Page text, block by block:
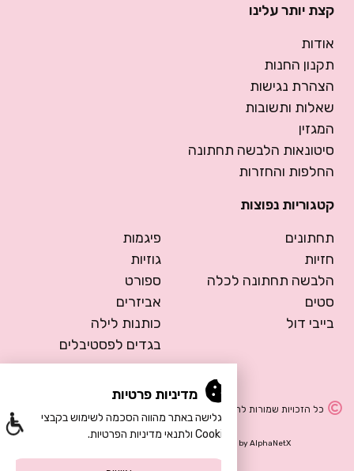
קצת יותר עלינו
אודות
תקנון החנות
הצהרת נגישות
שאלות ותשובות
המגזין
סיטונאות הלבשה תחתונה
החלפות והחזרות
קטגוריות נפוצות
תחתונים
חזיות
הלבשה תחתונה לכלה
סטים
בייבי דול
פיגמות
גוזיות
ספורט
אביזרים
כותנות לילה
בגדים לפסטיבלים
כל הזכויות שמורות להרמוסה – הלבשה תחתונה
Development byAlphaNetX
מדיניות פרטיות
הגלישה באתר מהווה הסכמה לשימוש בקבצי
Cookie ולתנאי מדיניות הפרטיות.